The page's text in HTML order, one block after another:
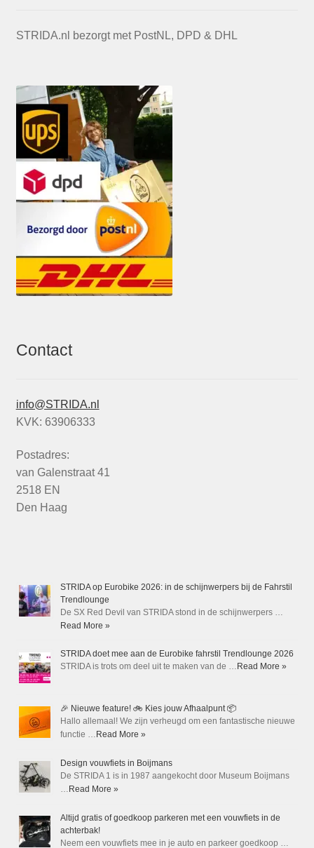
STRIDA.nl bezorgt met PostNL, DPD & DHL
Contact
info@STRIDA.nl
KVK: 63906333
Postadres:
van Galenstraat 41
2518 EN
Den Haag
STRIDA op Eurobike 2026: in de schijnwerpers bij de Fahrstil
Trendlounge
De SX Red Devil van STRIDA stond in de schijnwerpers …
Read More »
STRIDA doet mee aan de Eurobike fahrstil Trendlounge 2026
STRIDA is trots om deel uit te maken van de … Read More »
🎉 Nieuwe feature! 🚲 Kies jouw Afhaalpunt 📦
Hallo allemaal! We zijn verheugd om een fantastische nieuwe
functie … Read More »
Design vouwfiets in Boijmans
De STRIDA 1 is in 1987 aangekocht door Museum Boijmans
Read More »
Altijd gratis of goedkoop parkeren met een vouwfiets in de
achterbak!
Neem een vouwfiets mee in je auto en parkeer goedkoop …